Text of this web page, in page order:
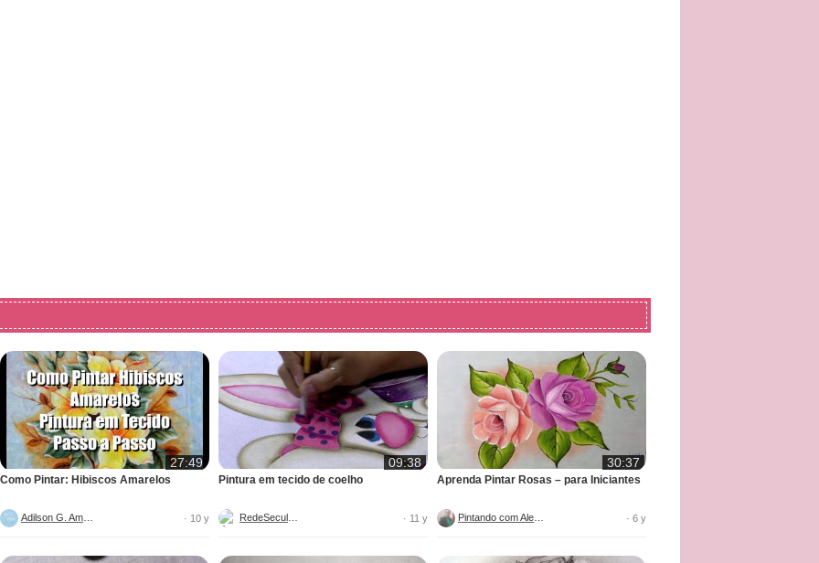
27:49
Como Pintar: Hibiscos Amarelos
· 10 y
09:38
Pintura em tecido de coelho
· 11 y
30:37
Aprenda Pintar Rosas – para Iniciantes
· 6 y